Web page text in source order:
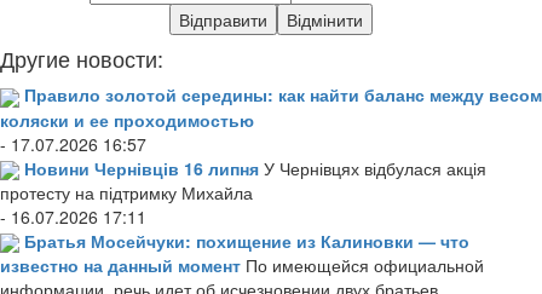
Другие новости:
Правило золотой середины: как найти баланс между весом
коляски и ее проходимостью
- 17.07.2026 16:57
Новини Чернівців 16 липня У Чернівцях відбулася акція
протесту на підтримку Михайла
- 16.07.2026 17:11
Братья Мосейчуки: похищение из Калиновки — что
известно на данный момент По имеющейся официальной